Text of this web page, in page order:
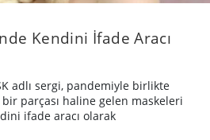
Kendini İfade Aracı
adlı sergi, pandemiyle birlikte
parçası haline gelen maskeleri
ifade aracı olarak